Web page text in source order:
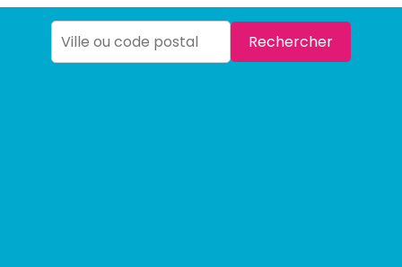
Rechercher